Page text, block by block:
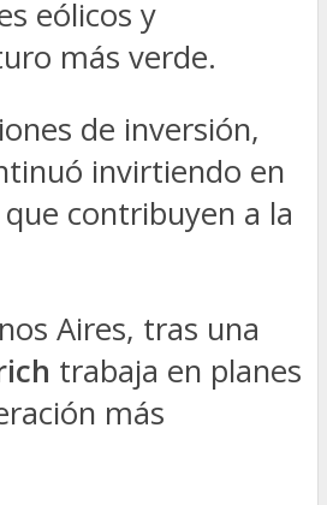
eólicos y
más verde.
de inversión,
invirtiendo en
contribuyen a la
Aires, tras una
trabaja en planes
más